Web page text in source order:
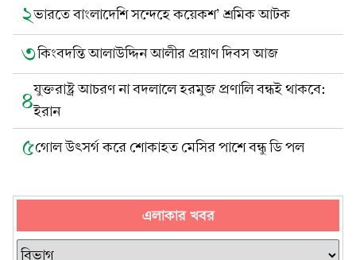
২ভারতে বাংলাদেশি সন্দেহে কয়েকশ’ শ্রমিক আটক
৩কিংবদন্তি আলাউদ্দিন আলীর প্রয়াণ দিবস আজ
৪যুক্তরাষ্ট্র আচরণ না বদলালে হরমুজ প্রণালি বন্ধই থাকবে:
ইরান
৫গোল উৎসর্গ করে শোকাহত মেসির পাশে বন্ধু ডি পল
এলাকার খবর